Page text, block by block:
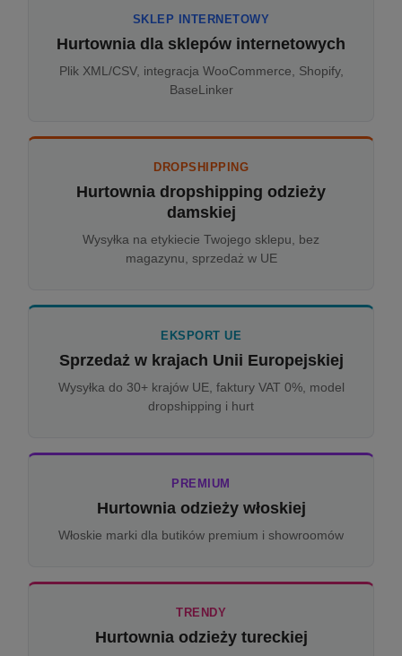
SKLEP INTERNETOWY
Hurtownia dla sklepów internetowych
Plik XML/CSV, integracja WooCommerce, Shopify,
BaseLinker
DROPSHIPPING
Hurtownia dropshipping odzieży
damskiej
Wysyłka na etykiecie Twojego sklepu, bez
magazynu, sprzedaż w UE
EKSPORT UE
Sprzedaż w krajach Unii Europejskiej
Wysyłka do 30+ krajów UE, faktury VAT 0%, model
dropshipping i hurt
PREMIUM
Hurtownia odzieży włoskiej
Włoskie marki dla butików premium i showroomów
TRENDY
Hurtownia odzieży tureckiej